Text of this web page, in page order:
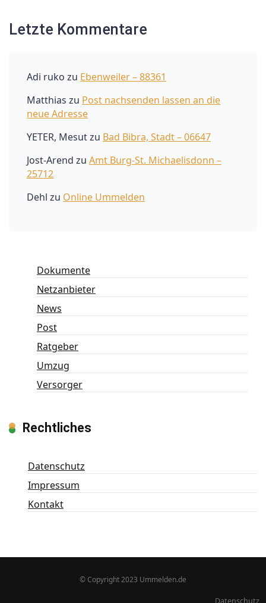
Letzte Kommentare
Adi ruko zu Ebenweiler – 88361
Matthias zu Post nachsenden lassen an die
neue Adresse
YETER, Mesutzu Bad Bibra, Stadt – 06647
Jost-Arend zu Amt Burg-St. Michaelisdonn –
25712
Dehl zu Online Ummelden
Dokumente
Netzanbieter
News
Post
Ratgeber
Umzug
Versorger
Rechtliches
Datenschutz
Impressum
Kontakt
© Copyright 2023 Ummelden.de
Datenschutz